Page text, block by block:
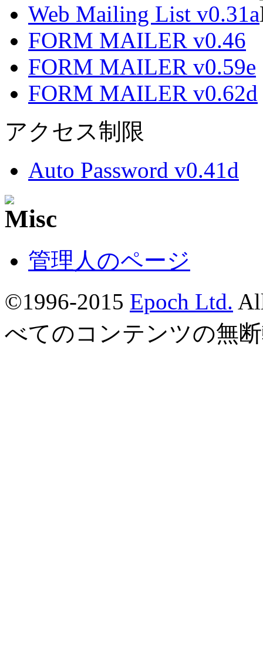
Web Mailing List v0.31a
FORM MAILER v0.46
FORM MAILER v0.59e
FORM MAILER v0.62d
アクセス制限
Auto Password v0.41d
管理人のページ
©1996-2015 Epoch Ltd.
べてのコンテンツの無